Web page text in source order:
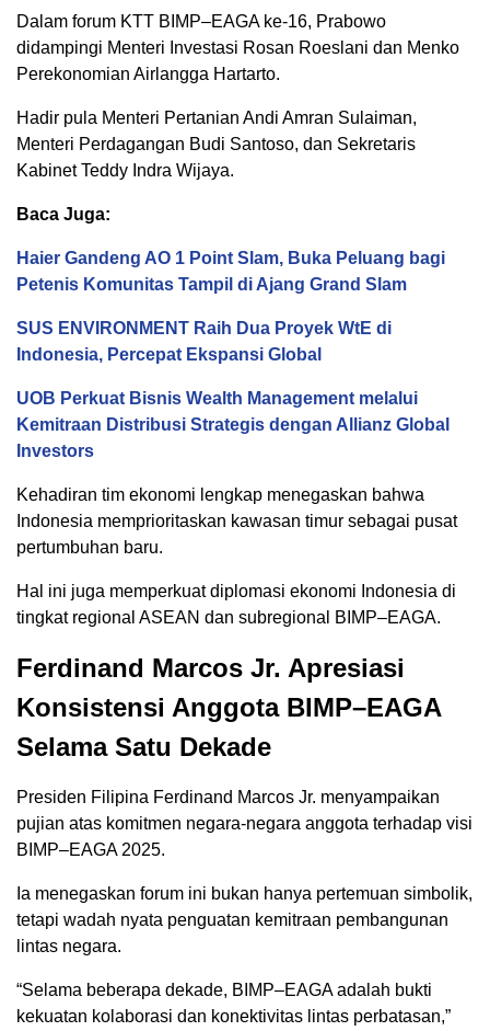
Dalam forum KTT BIMP–EAGA ke-16, Prabowo
didampingi Menteri Investasi Rosan Roeslani dan Menko
Perekonomian Airlangga Hartarto.
Hadir pula Menteri Pertanian Andi Amran Sulaiman,
Menteri Perdagangan Budi Santoso, dan Sekretaris
Kabinet Teddy Indra Wijaya.
Baca Juga:
Haier Gandeng AO 1 Point Slam, Buka Peluang bagi
Petenis Komunitas Tampil di Ajang Grand Slam
SUS ENVIRONMENT Raih Dua Proyek WtE di
Indonesia, Percepat Ekspansi Global
UOB Perkuat Bisnis Wealth Management melalui
Kemitraan Distribusi Strategis dengan Allianz Global
Investors
Kehadiran tim ekonomi lengkap menegaskan bahwa
Indonesia memprioritaskan kawasan timur sebagai pusat
pertumbuhan baru.
Hal ini juga memperkuat diplomasi ekonomi Indonesia di
tingkat regional ASEAN dan subregional BIMP–EAGA.
Ferdinand Marcos Jr. Apresiasi
Konsistensi Anggota BIMP–EAGA
Selama Satu Dekade
Presiden Filipina Ferdinand Marcos Jr. menyampaikan
pujian atas komitmen negara-negara anggota terhadap visi
BIMP–EAGA 2025.
Ia menegaskan forum ini bukan hanya pertemuan simbolik,
tetapi wadah nyata penguatan kemitraan pembangunan
lintas negara.
“Selama beberapa dekade, BIMP–EAGA adalah bukti
kekuatan kolaborasi dan konektivitas lintas perbatasan,”